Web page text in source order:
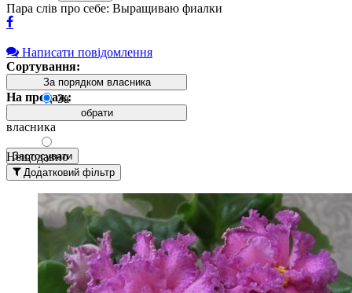
Пара слів про себе: Выращиваю фиалки
Написати повідомлення
Сортування:
За порядком власника
За
власника
Нещодавно
додані
вгорі
Давно
За
назвою А-
На продаж:
обрати
Застосувати
Додатковий фільтр